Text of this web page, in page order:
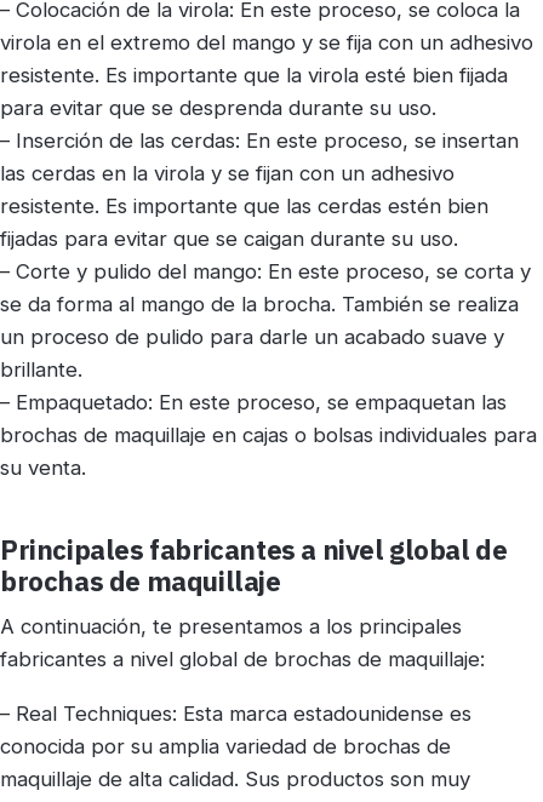
– Colocación de la virola: En este proceso, se coloca la
virola en el extremo del mango y se fija con un adhesivo
resistente. Es importante que la virola esté bien fijada
para evitar que se desprenda durante su uso.
– Inserción de las cerdas: En este proceso, se insertan
las cerdas en la virola y se fijan con un adhesivo
resistente. Es importante que las cerdas estén bien
fijadas para evitar que se caigan durante su uso.
– Corte y pulido del mango: En este proceso, se corta y
se da forma al mango de la brocha. También se realiza
un proceso de pulido para darle un acabado suave y
brillante.
– Empaquetado: En este proceso, se empaquetan las
brochas de maquillaje en cajas o bolsas individuales para
su venta.
Principales fabricantes a nivel global de
brochas de maquillaje
A continuación, te presentamos a los principales
fabricantes a nivel global de brochas de maquillaje:
– Real Techniques: Esta marca estadounidense es
conocida por su amplia variedad de brochas de
maquillaje de alta calidad. Sus productos son muy